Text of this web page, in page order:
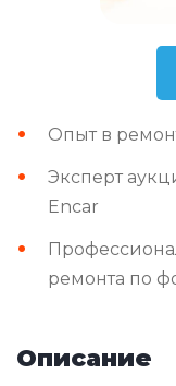
Опыт в
Эксперт
Encar
ремонта по
Описание